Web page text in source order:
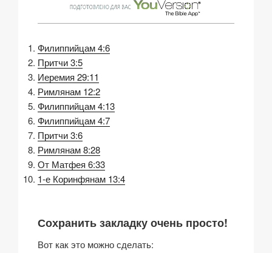
Филиппийцам 4:6
Притчи 3:5
Иеремия 29:11
Римлянам 12:2
Филиппийцам 4:13
Филиппийцам 4:7
Притчи 3:6
Римлянам 8:28
От Матфея 6:33
1-е Коринфянам 13:4
Сохранить закладку очень просто!
Вот как это можно сделать: